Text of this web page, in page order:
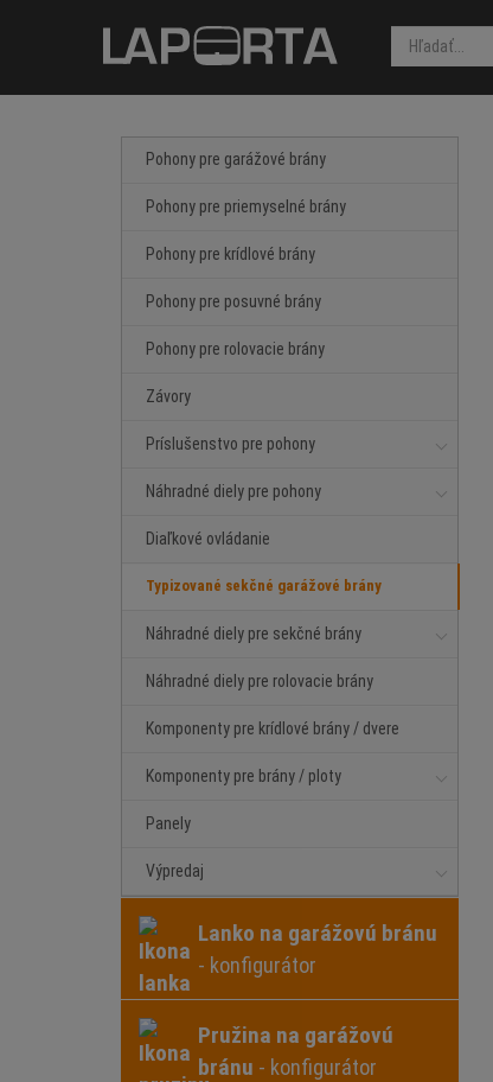
Pohony pre garážové brány
Pohony pre priemyselné brány
Pohony pre krídlové brány
Pohony pre posuvné brány
Pohony pre rolovacie brány
Závory
Príslušenstvo pre pohony
Náhradné diely pre pohony
Diaľkové ovládanie
Typizované sekčné garážové brány
Náhradné diely pre sekčné brány
Náhradné diely pre rolovacie brány
Komponenty pre krídlové brány / dvere
Komponenty pre brány / ploty
Panely
Výpredaj
Lanko na garážovú bránu
- konfigurátor
Pružina na garážovú
bránu - konfigurátor